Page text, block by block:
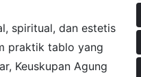
spiritual, dan estetis
praktik tablo yang
Keuskupan Agung